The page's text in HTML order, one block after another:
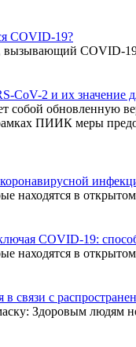
COVID-19?
вызывающий COVID-
CoV-2 и их значение
собой обновленную
ПИИК меры
находятся в
COVID-19:
находятся в
связи c
Здоровым людям